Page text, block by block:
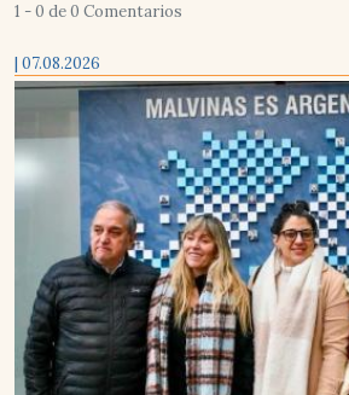
1 - 0 de 0 Comentarios
| 07.08.2026